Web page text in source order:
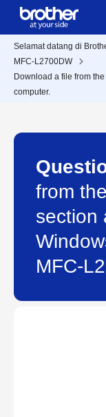
Selamat datang di
MFC-L2700DW
Download a file from
computer.
from
section
MFC-